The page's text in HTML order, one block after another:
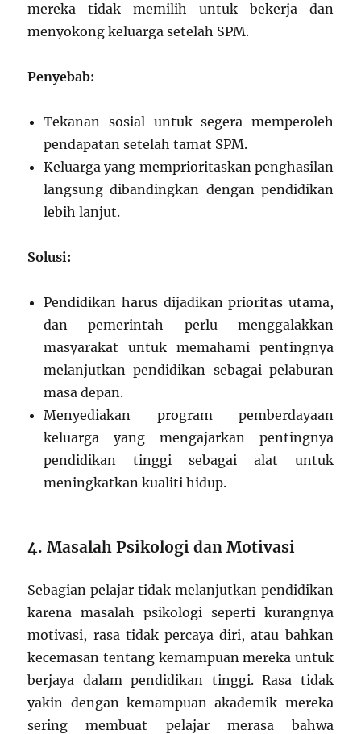
mereka tidak memilih untuk bekerja dan
menyokong keluarga setelah SPM.
Penyebab:
Tekanan sosial untuk segera memperoleh
pendapatan setelah tamat SPM.
Keluarga yang memprioritaskan penghasilan
langsung dibandingkan dengan pendidikan
lebih lanjut.
Solusi:
Pendidikan harus dijadikan prioritas utama,
dan pemerintah perlu menggalakkan
masyarakat untuk memahami pentingnya
melanjutkan pendidikan sebagai pelaburan
masa depan.
Menyediakan program pemberdayaan
keluarga yang mengajarkan pentingnya
pendidikan tinggi sebagai alat untuk
meningkatkan kualiti hidup.
4. Masalah Psikologi dan Motivasi
Sebagian pelajar tidak melanjutkan pendidikan
karena masalah psikologi seperti kurangnya
motivasi, rasa tidak percaya diri, atau bahkan
kecemasan tentang kemampuan mereka untuk
berjaya dalam pendidikan tinggi. Rasa tidak
yakin dengan kemampuan akademik mereka
sering membuat pelajar merasa bahwa